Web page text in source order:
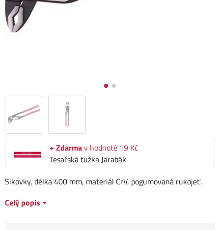
+ Zdarmav hodnotě 19 Kč
Tesařská tužka Jarabák
Sikovky, délka 400 mm, materiál CrV, pogumovaná rukojeť.
Celý popis